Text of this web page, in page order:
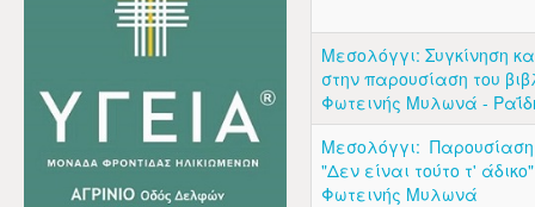
Μεσολόγγι: Συγκίνηση
στην παρουσίαση του
Φωτεινής Μυλωνά -
Μεσολόγγι: Παρουσίαση
"Δεν είναι τούτο τ'
Φωτεινής Μυλωνά